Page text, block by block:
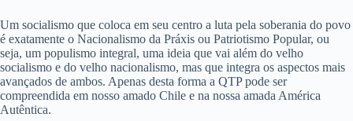
Um socialismo que coloca em seu centro a luta pela soberania do povo
é exatamente o Nacionalismo da Práxis ou Patriotismo Popular, ou
seja, um populismo integral, uma ideia que vai além do velho
socialismo e do velho nacionalismo, mas que integra os aspectos mais
avançados de ambos. Apenas desta forma a QTP pode ser
compreendida em nosso amado Chile e na nossa amada América
Autêntica.